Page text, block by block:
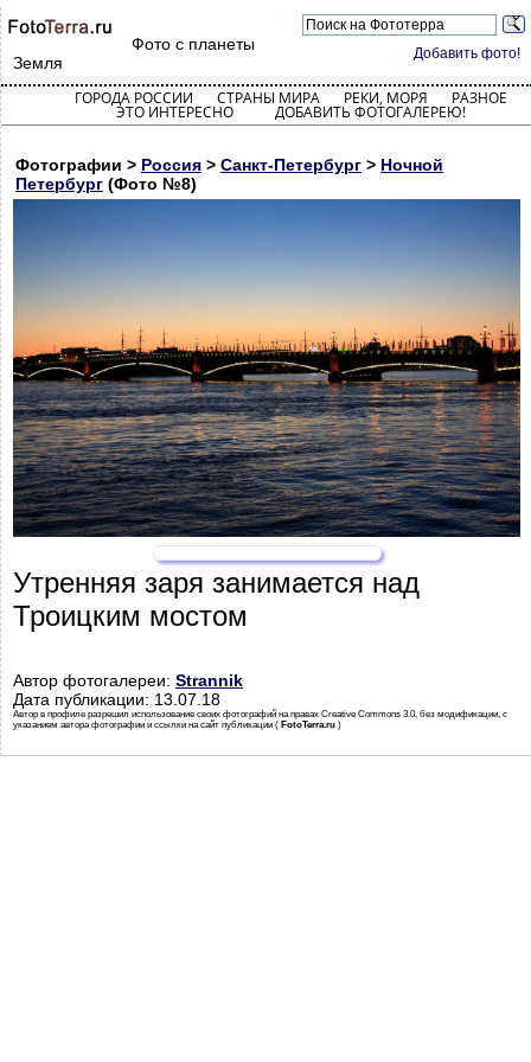
Добавить фото!
Фото с планеты
Земля
ГОРОДА РОССИИ СТРАНЫ МИРА РЕКИ, МОРЯ РАЗНОЕ
ЭТО ИНТЕРЕСНО ДОБАВИТЬ ФОТОГАЛЕРЕЮ!
Фотографии > Россия > Санкт-Петербург > Ночной
Петербург (Фото №8)
Утренняя заря занимается над
Троицким мостом
Автор фотогалереи: Strannik
Дата публикации: 13.07.18
Автор в профиле разрешил использование своих фотографий на правах Creative Commons 3.0, без модификации, с
указанием автора фотографии и ссылки на сайт публикации ( FotoTerra.ru )